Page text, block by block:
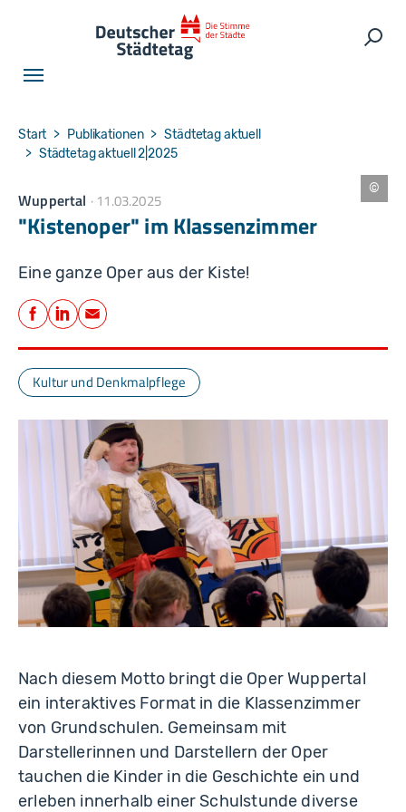
You are here:
Start Publikationen
Städtetag aktuell
Städtetag aktuell 2|2025
Wuppertal 11.03.2025
"Kistenoper" im Klassenzimmer
Eine ganze Oper aus der Kiste!
Teilen
Facebook
LinkedIn
E-Mail
Kultur und Denkmalpflege
J
Nach diesem Motto bringt die Oper Wuppertal
ein interaktives Format in die Klassenzimmer
von Grundschulen. Gemeinsam mit
Darstellerinnen und Darstellern der Oper
tauchen die Kinder in die Geschichte ein und
erleben innerhalb einer Schulstunde diverse